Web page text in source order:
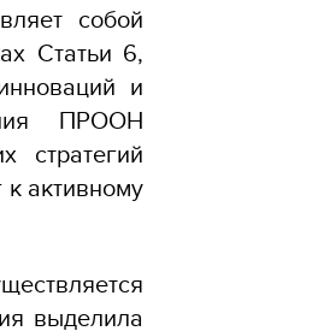
собой
Статьи 6,
и
ПРООН
стратегий
активному
выделила